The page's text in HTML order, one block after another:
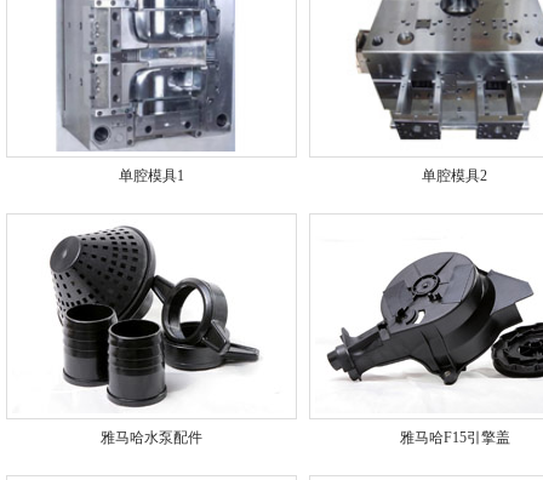
单腔模具1 单腔模具2
雅马哈水泵配件 雅马哈F15引擎盖